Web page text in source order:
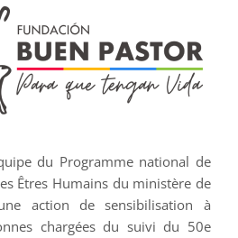
du Programme national de
Êtres Humains du ministère de
action de sensibilisation à
chargées du suivi du 50e